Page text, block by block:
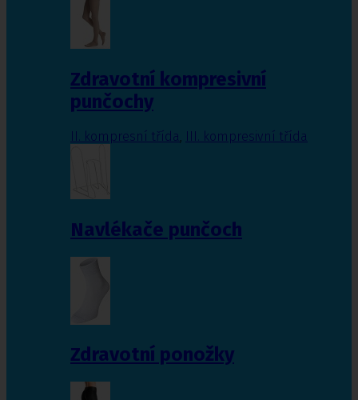
Zdravotní kompresivní
punčochy
II. kompresní třída III. kompresivní třída
Navlékače punčoch
Zdravotní ponožky